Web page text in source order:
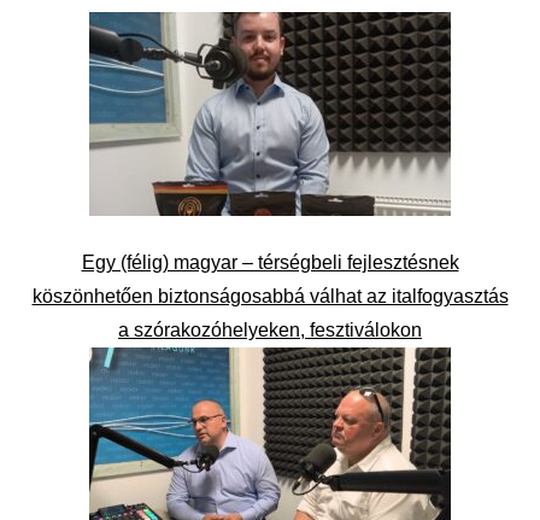
Egy (félig) magyar – térségbeli fejlesztésnek
köszönhetően biztonságosabbá válhat az italfogyasztás
a szórakozóhelyeken, fesztiválokon